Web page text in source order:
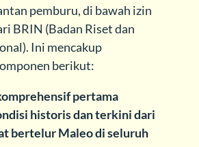
pemburu, di bawah izin
BRIN (Badan Riset dan
Ini mencakup
berikut:
pertama
historis dan terkini dari
bertelur Maleo di seluruh